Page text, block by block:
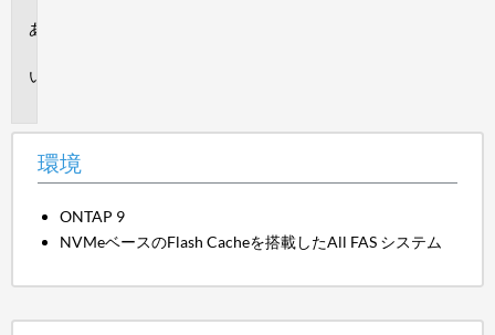
環境
ONTAP 9
NVMeベースのFlash Cacheを搭載したAll FAS システム